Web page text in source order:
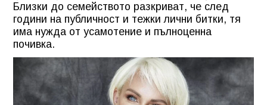
Близки до семейството разкриват, че след
години на публичност и тежки лични битки, тя
има нужда от усамотение и пълноценна
почивка.